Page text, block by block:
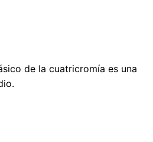
de la cuatricromía es una